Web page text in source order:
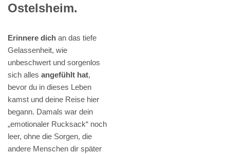
Ostelsheim.
Erinnere dich an das tiefe
Gelassenheit, wie
unbeschwert und sorgenlos
sich alles angefühlt hat,
bevor du in dieses Leben
kamst und deine Reise hier
begann. Damals war dein
„emotionaler Rucksack“ noch
leer, ohne die Sorgen, die
andere Menschen dir später